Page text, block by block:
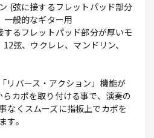
(弦に接するフレットパッド部分
一般的なギター用
するフレットパッド部分が厚いモ
弦、ウクレレ、マンドリン、
リバース・アクション」機能が
カポを取り付ける事で、演奏の
なくスムーズに指板上でカポを
す。